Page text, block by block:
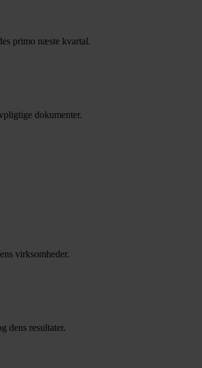
primo næste kvartal.
dokumenter.
virksomheder.
dens resultater.